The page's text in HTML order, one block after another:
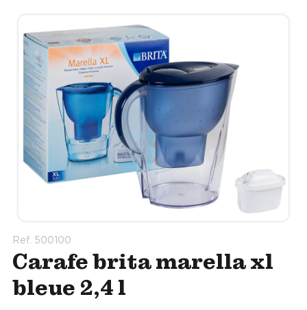
Ref. 500100
Carafe brita marella xl
bleue 2,4 l